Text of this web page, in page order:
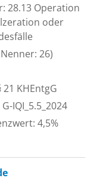
28.13 Operation
oder
26)
KHEntgG
IQI_5.5_2024
4,5%